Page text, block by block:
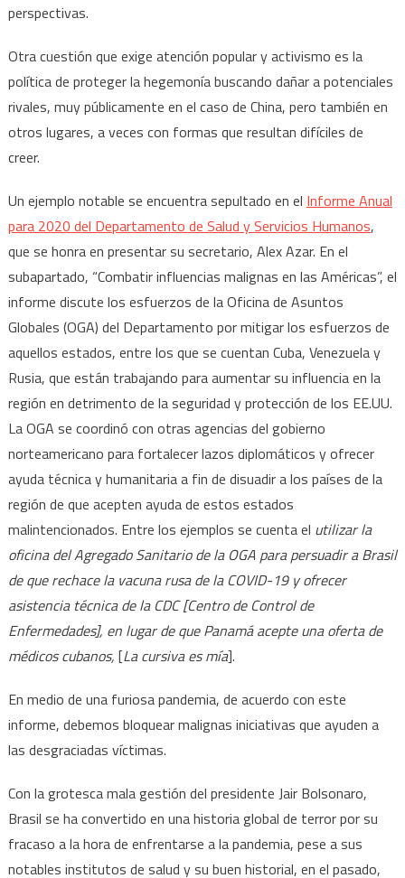
perspectivas.
Otra cuestión que exige atención popular y activismo es la
política de proteger la hegemonía buscando dañar a potenciales
rivales, muy públicamente en el caso de China, pero también en
otros lugares, a veces con formas que resultan difíciles de
creer.
Un ejemplo notable se encuentra sepultado en el Informe Anual
para 2020 del Departamento de Salud y Servicios Humanos,
que se honra en presentar su secretario, Alex Azar. En el
subapartado, “Combatir influencias malignas en las Américas”, el
informe discute los esfuerzos de la Oficina de Asuntos
Globales (OGA) del Departamento por mitigar los esfuerzos de
aquellos estados, entre los que se cuentan Cuba, Venezuela y
Rusia, que están trabajando para aumentar su influencia en la
región en detrimento de la seguridad y protección de los EE.UU.
La OGA se coordinó con otras agencias del gobierno
norteamericano para fortalecer lazos diplomáticos y ofrecer
ayuda técnica y humanitaria a fin de disuadir a los países de la
región de que acepten ayuda de estos estados
malintencionados. Entre los ejemplos se cuenta el utilizar la
oficina del Agregado Sanitario de la OGA para persuadir a Brasil
de que rechace la vacuna rusa de la COVID-19 y ofrecer
asistencia técnica de la CDC [Centro de Control de
Enfermedades], en lugar de que Panamá acepte una oferta de
médicos cubanos, [La cursiva es mía].
En medio de una furiosa pandemia, de acuerdo con este
informe, debemos bloquear malignas iniciativas que ayuden a
las desgraciadas víctimas.
Con la grotesca mala gestión del presidente Jair Bolsonaro,
Brasil se ha convertido en una historia global de terror por su
fracaso a la hora de enfrentarse a la pandemia, pese a sus
notables institutos de salud y su buen historial, en el pasado,